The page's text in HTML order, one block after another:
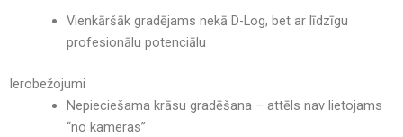
Vienkāršāk gradējams nekā D-Log, bet ar līdzīgu
profesionālu potenciālu
Ierobežojumi
Nepieciešama krāsu gradēšana – attēls nav lietojams
“no kameras”